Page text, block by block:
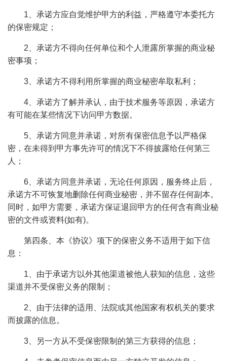
1、承诺方应自觉维护甲方的利益，严格遵守本委托方
的保密规定；
2、承诺方不得向任何单位和个人泄露所掌握的商业秘
密事项；
3、承诺方不得利用所掌握的商业秘密牟取私利；
4、承诺方了解并承认，由于技术服务等原因，承诺方
有可能在某些情况下访问甲方数据。
5、承诺方同意并承诺，对所有保密信息予以严格保
密，在未得到甲方事先许可的情况下不得披露给任何第三
人；
6、承诺方同意并承诺，无论任何原因，服务终止后，
承诺方不可恢复地删除任何商业秘密，并不留存任何副本。
同时，如甲方需要，承诺方保证退回甲方的任何含有商业秘
密的文件或资料(如有)。
第四条、本《协议》项下的保密义务不适用于如下信
息：
1、由于承诺方以外其他渠道被他人获知的信息，这些
渠道并不受保密义务的限制；
2、由于法律的适用、法院或其他国家有权机关的要求
而披露的信息。
3、另一方从不受保密限制的第三方获得的信息；